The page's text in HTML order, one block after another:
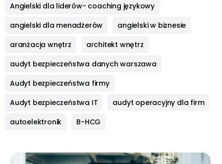
Angielski dla liderów- coaching językowy
angielski dla menadżerów
angielski w biznesie
aranżacja wnętrz
architekt wnętrz
audyt bezpieczeństwa danych warszawa
Audyt bezpieczeństwa firmy
Audyt bezpieczeństwa IT
audyt operacyjny dla firm
autoelektronik
B-HCG